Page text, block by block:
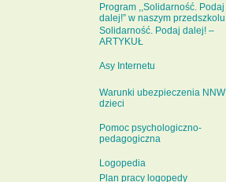
Program ,,Solidarność. Podaj
dalej!” w naszym przedszkolu
Solidarność. Podaj dalej! –
ARTYKUŁ
Asy Internetu
Warunki ubezpieczenia NNW
dzieci
Pomoc psychologiczno-
pedagogiczna
Logopedia
Plan pracy logopedy